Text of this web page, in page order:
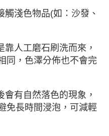
淺色物品(如：沙發、
人工磨石刷洗而來，
同，色澤分佈也不會完
有自然落色的現象，
免長時間浸泡，可減輕